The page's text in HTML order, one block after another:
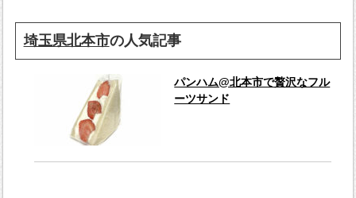
埼玉県北本市の人気記事
パンハム@北本市で贅沢なフル
ーツサンド